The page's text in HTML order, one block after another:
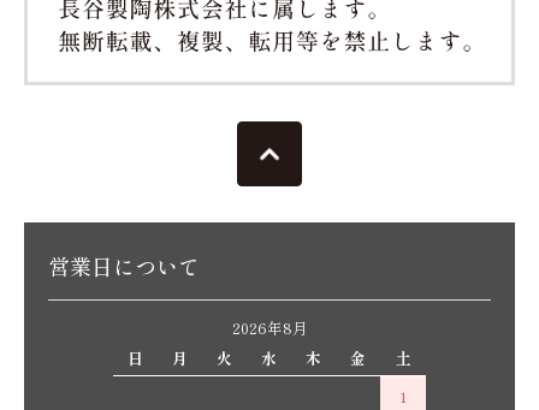
営業日について
2026年8月
日
月 火 水 木 金
土
1